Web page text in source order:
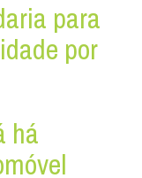
para
por
há